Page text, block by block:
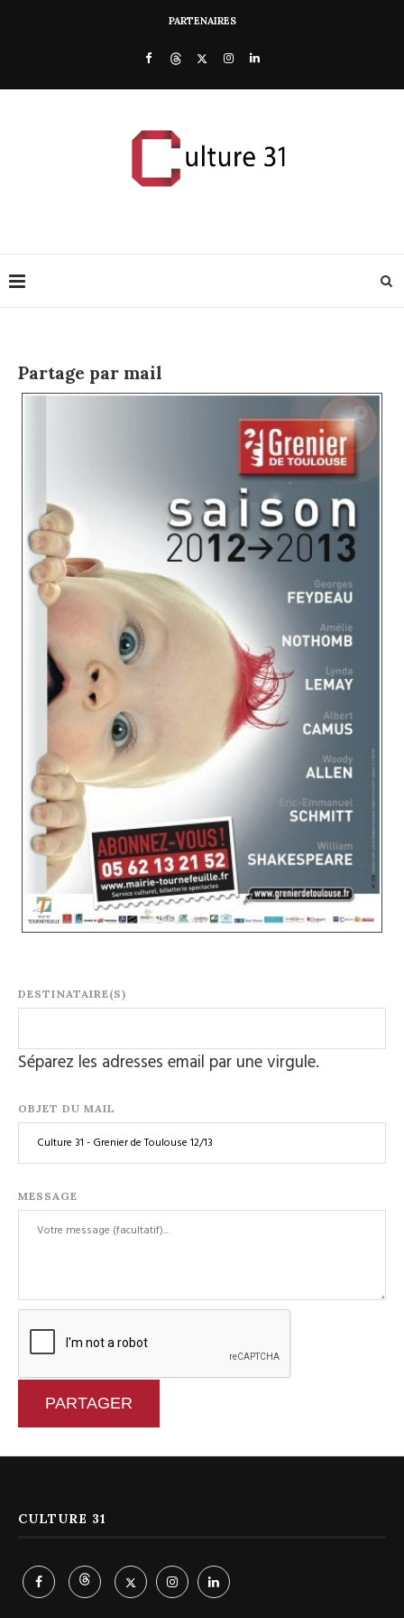
PARTENAIRES
Partage par mail
DESTINATAIRE(S)
Séparez les adresses email par une virgule.
OBJET DU MAIL
MESSAGE
PARTAGER
CULTURE 31